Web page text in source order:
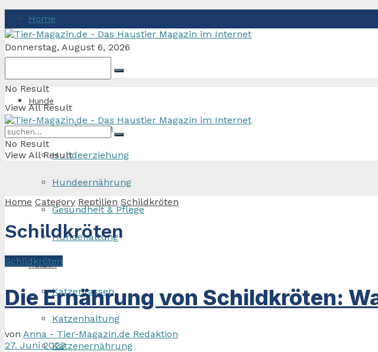
Home
Donnerstag, August 6, 2026
No Result
View All Result
Hunde
Hunderassen
Hundeerziehung
Hundeernährung
Gesundheit & Pflege
Hundehaltung
Katzen
Katzenrassen
Katzenhaltung
Katzenernährung
No Result
View All Result
Home Category Reptilien Schildkröten
Schildkröten
Schildkröten
Die Ernährung von Schildkröten:
von Anna - Tier-Magazin.de Redaktion
27. Juni 2023